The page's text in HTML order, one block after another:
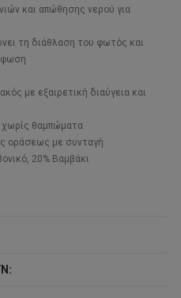
και απώθησης νερού για
τη διάθλαση του φωτός και
με εξαιρετική διαύγεια και
θαμπώματα
οράσεως με συνταγή
20% Βαμβάκι